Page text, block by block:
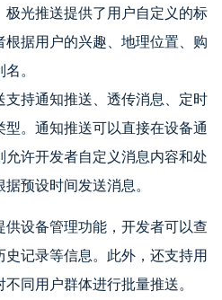
光推送提供了用户自定义的标
据用户的兴趣、地理位置、购
。
持通知推送、透传消息、定时
。通知推送可以直接在设备通
许开发者自定义消息内容和处
预设时间发送消息。
设备管理功能，开发者可以查
记录等信息。此外，还支持用
同用户群体进行批量推送。